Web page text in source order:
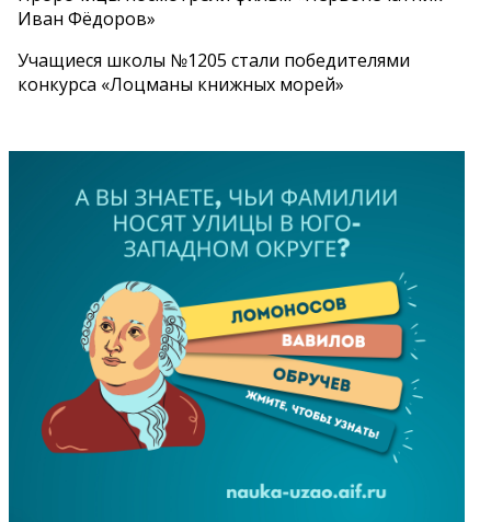
Иван Фёдоров»
Учащиеся школы №1205 стали победителями
конкурса «Лоцманы книжных морей»